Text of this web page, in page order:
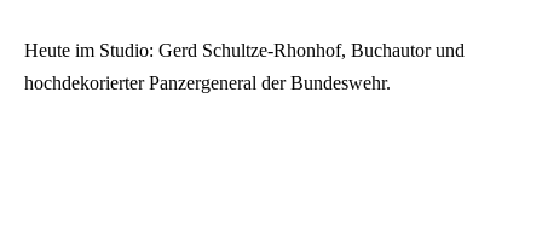
Heute im Studio: Gerd Schultze-Rhonhof, Buchautor und
hochdekorierter Panzergeneral der Bundeswehr.